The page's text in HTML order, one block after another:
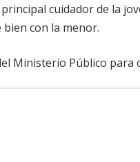
cuidador de la
con la menor.
Ministerio Público